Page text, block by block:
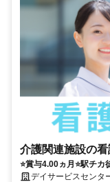
介護関連施設の
⭐️賞与4.00ヵ月⭐️駅チ
ご家庭との両立も叶い
デイサービスセンタ